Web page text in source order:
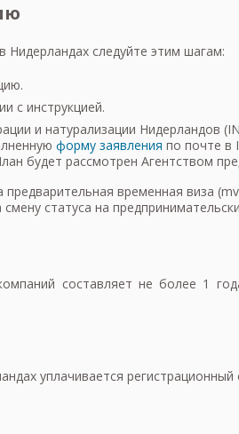
Нидерландах следуйте этим шагам:
с инструкцией.
и натурализации Нидерландов
форму заявления по почте в
будет рассмотрен Агентством
временная виза
статуса на
составляет не более 1
уплачивается